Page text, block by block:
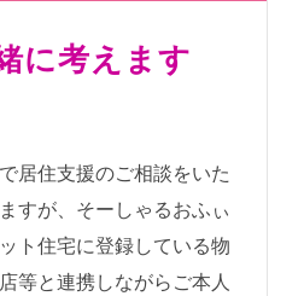
に考えます
居住支援のご相談をいた
すが、そーしゃるおふぃ
ト住宅に登録している物
等と連携しながらご本人